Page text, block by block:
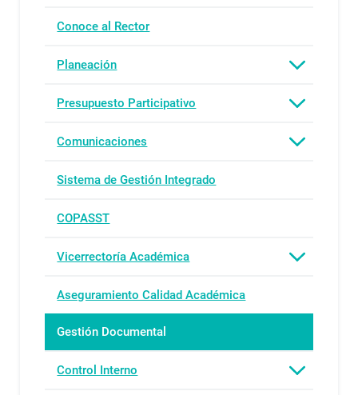
Conoce al Rector
Planeación
Presupuesto Participativo
Comunicaciones
Sistema de Gestión Integrado
COPASST
Vicerrectoría Académica
Aseguramiento Calidad Académica
Gestión Documental
Control Interno